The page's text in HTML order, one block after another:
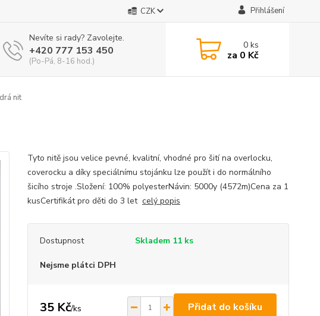
CZK Přihlášení
Nevíte si rady? Zavolejte.
+420 777 153 450
(Po-Pá, 8-16 hod.)
0ks
za 0 Kč
nit
Tyto nitě jsou velice pevné, kvalitní, vhodné pro šití na overlocku,
coverocku a díky speciálnímu stojánku lze použít i do normálního
šicího stroje .Složení: 100% polyesterNávin: 5000y (4572m)Cena za 1
kusCertifikát pro děti do 3 let celý popis
Dostupnost Skladem 11 ks
Nejsme plátci DPH
35 Kč/ks Přidat do košíku